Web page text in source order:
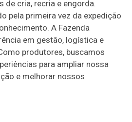
de cria, recria e engorda.
pela primeira vez da expedição
A Fazenda
em gestão, logística e
produtores, buscamos
para ampliar nossa
e melhorar nossos